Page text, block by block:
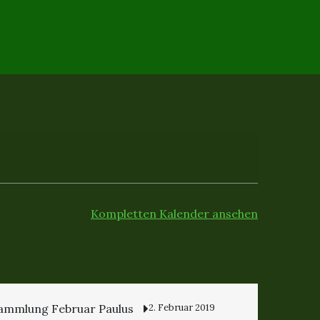
Kompletten Kalender ansehen
Februar Paulus 2. Februar 2019